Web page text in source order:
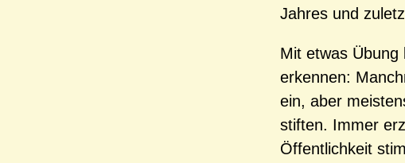
Jahres und
Mit etwas
erkennen:
ein, aber
stiften. Immer
Öffentlichkeit